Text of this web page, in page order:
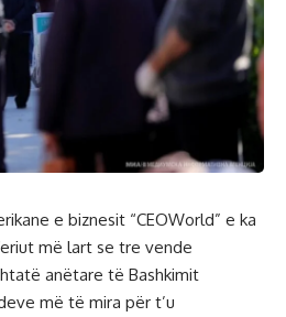
e biznesit “CEOWorld” e ka
më lart se tre vende
anëtare të Bashkimit
më të mira për t’u